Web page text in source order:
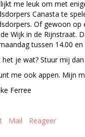
me leuk om met
Canasta te
Of gewoon
Wijk in de Rijnstraat.
tussen 14.00
het je wat? Stuur mij
me ook appen. Mijn
Ferree
Mail Reageer